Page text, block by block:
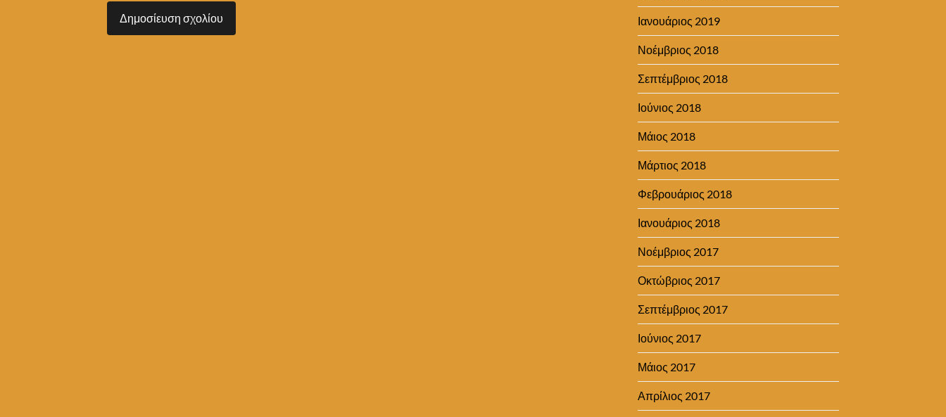
Ιανουάριος 2019
Νοέμβριος 2018
Σεπτέμβριος 2018
Ιούνιος 2018
Μάιος 2018
Μάρτιος 2018
Φεβρουάριος 2018
Ιανουάριος 2018
Νοέμβριος 2017
Οκτώβριος 2017
Σεπτέμβριος 2017
Ιούνιος 2017
Μάιος 2017
Απρίλιος 2017